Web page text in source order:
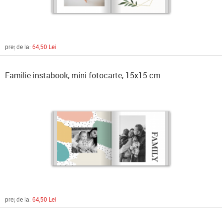
preț de la: 64,50 Lei
Familie instabook, mini fotocarte, 15x15 cm
preț de la: 64,50 Lei